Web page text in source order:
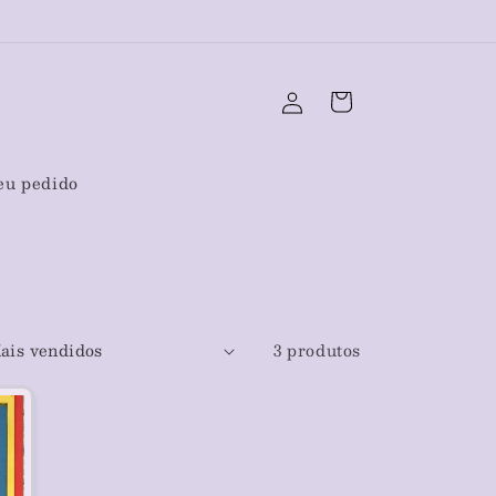
pedido
Fazer
login
Carrinho
3 produtos